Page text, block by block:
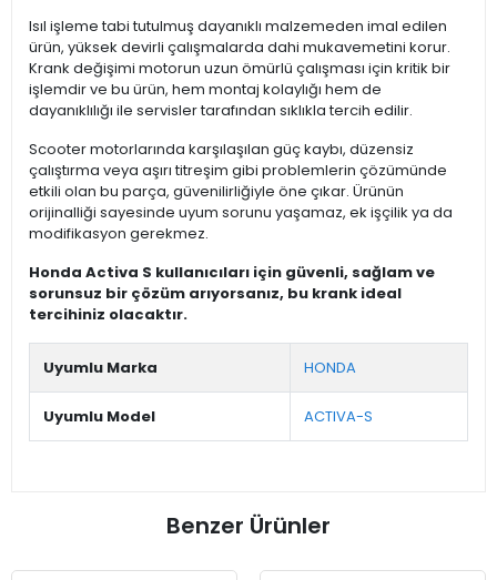
Isıl işleme tabi tutulmuş dayanıklı malzemeden imal edilen
ürün, yüksek devirli çalışmalarda dahi mukavemetini korur.
Krank değişimi motorun uzun ömürlü çalışması için kritik bir
işlemdir ve bu ürün, hem montaj kolaylığı hem de
dayanıklılığı ile servisler tarafından sıklıkla tercih edilir.
Scooter motorlarında karşılaşılan güç kaybı, düzensiz
çalıştırma veya aşırı titreşim gibi problemlerin çözümünde
etkili olan bu parça, güvenilirliğiyle öne çıkar. Ürünün
orijinalliği sayesinde uyum sorunu yaşamaz, ek işçilik ya da
modifikasyon gerekmez.
Honda Activa S kullanıcıları için güvenli, sağlam ve
sorunsuz bir çözüm arıyorsanız, bu krank ideal
tercihiniz olacaktır.
Uyumlu Marka HONDA
Uyumlu Model ACTIVA-S
Benzer Ürünler